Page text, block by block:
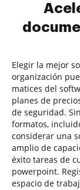
Elegir la mejor
organización
matices del
planes de
de seguridad.
formatos,
considerar una
amplio de
éxito tareas de
powerpoint.
espacio de